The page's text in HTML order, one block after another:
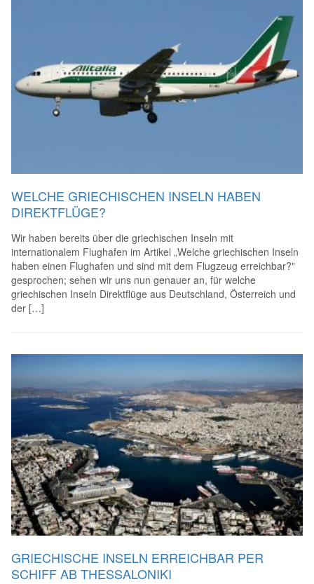
WELCHE GRIECHISCHEN INSELN HABEN
DIREKTFLÜGE?
Wir haben bereits über die griechischen Inseln mit
internationalem Flughafen im Artikel „Welche griechischen Inseln
haben einen Flughafen und sind mit dem Flugzeug erreichbar?"
gesprochen; sehen wir uns nun genauer an, für welche
griechischen Inseln Direktflüge aus Deutschland, Österreich und
der […]
GRIECHISCHE INSELN ERREICHBAR PER
SCHIFF AB THESSALONIKI